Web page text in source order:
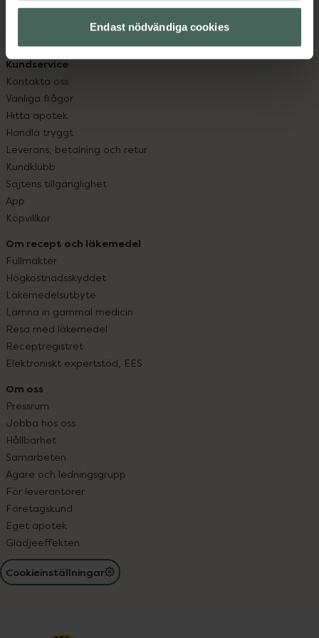
Endast nödvändiga cookies
hjälpa just dig att må lite bättre. Välkommen att prata
Kundservice
Kontakta oss
Vanliga frågor
Hitta apotek
Handla tryggt
Leverans, betalning och retur
Kundklubb
Sajtens tillgänglighet
App
Köpvillkor
Om recept och läkemedel
Fullmakter
Högkostnadsskyddet
Läkemedelsutbyte
Lämna in gammal medicin
Resa med läkemedel
Receptregistret
Elektroniskt expertstöd, EES
Om oss
Pressrum
Jobba hos oss
Hållbarhet
Samarbeten
Ägare och ledningsgrupp
För leverantörer
Företagskund
Eget apotek
Glädjeeffekten
Cookieinställningar